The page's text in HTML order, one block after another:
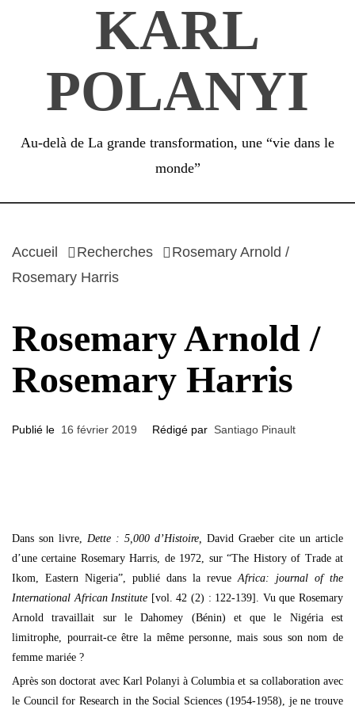
KARL
POLANYI
Au-delà de La grande transformation, une “vie dans le
monde”
Accueil Recherches
Rosemary Arnold /
Rosemary Harris
Rosemary Arnold /
Rosemary Harris
Publié le 16 février 2019 Rédigé par Santiago Pinault
Dans son livre, Dette : 5,000 d’Histoire, David Graeber cite un article
d’une certaine Rosemary Harris, de 1972, sur “The History of Trade at
Ikom, Eastern Nigeria”, publié dans la revueAfrica: journal of the
International African Institute [vol. 42 (2) : 122-139]. Vu que Rosemary
Arnold travaillait sur le Dahomey (Bénin) et que le Nigéria est
limitrophe, pourrait-ce être la même personne, mais sous son nom de
femme mariée ?
Après son doctorat avec Karl Polanyi à Columbia et sa collaboration avec
le Council for Research in the Social Sciences (1954-1958), je ne trouve